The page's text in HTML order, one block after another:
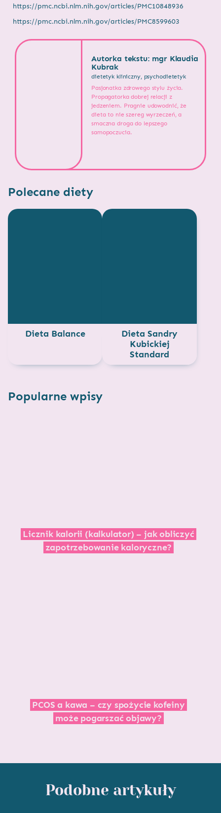
https://pmc.ncbi.nlm.nih.gov/articles/PMC10848936
https://pmc.ncbi.nlm.nih.gov/articles/PMC8599603
Autorka tekstu: mgr Klaudia
Kubrak
dietetyk kliniczny, psychodietetyk
Pasjonatka zdrowego stylu życia.
Propagatorka dobrej relacji z
jedzeniem. Pragnie udowodnić, że
dieta to nie szereg wyrzeczeń, a
smaczna droga do lepszego
samopoczucia.
Polecane diety
Dieta Balance
Dieta Sandry
Kubickiej
Standard
Popularne wpisy
Licznik kalorii (kalkulator) – jak obliczyć
zapotrzebowanie kaloryczne?
PCOS a kawa – czy spożycie kofeiny
może pogarszać objawy?
Podobne artykuły